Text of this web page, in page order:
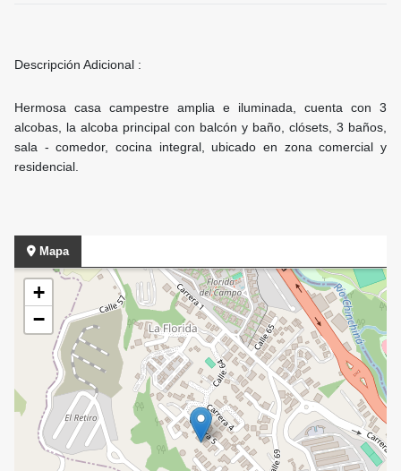
Descripción Adicional :
Hermosa casa campestre amplia e iluminada, cuenta con 3
alcobas, la alcoba principal con balcón y baño, clósets, 3 baños,
sala - comedor, cocina integral, ubicado en zona comercial y
residencial.
Mapa
+
−